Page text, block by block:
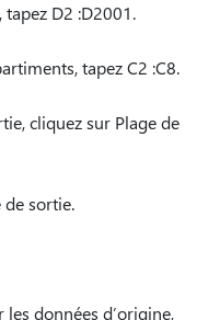
tapez D2 :D2001.
tapez C2 :C8.
cliquez sur Plage de
de sortie.
données d’origine,